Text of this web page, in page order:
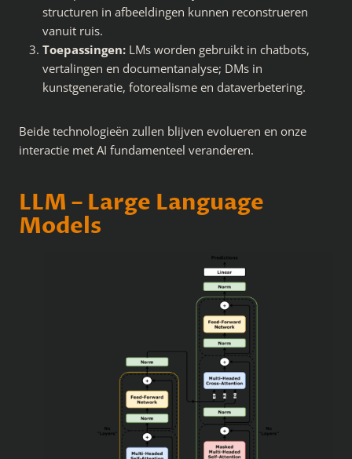
structuren in afbeeldingen kunnen reconstrueren
vanuit ruis.
Toepassingen: LMs worden gebruikt in chatbots,
vertalingen en documentanalyse; DMs in
kunstgeneratie, fotorealisme en dataverbetering.
Beide technologieën zullen blijven evolueren en onze
interactie met AI fundamenteel veranderen.
LLM – Large Language
Models